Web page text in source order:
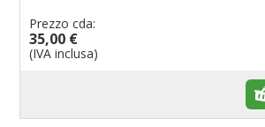
Prezzo cda:
35,00 €
(IVA inclusa)